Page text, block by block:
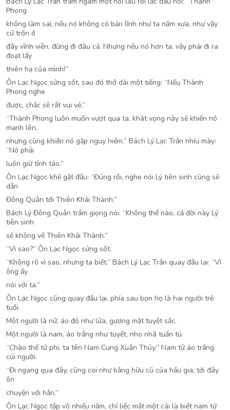
Phong
không làm sai, nếu nó không có bản lĩnh như ta năm xưa, như vậy
cứ trốn ở
đây vĩnh viễn, đừng đi đâu cả. Nhưng nếu nó hơn ta, vậy phải đi ra
đoạt lấy
thiên hạ của mình!”
Ôn Lạc Ngọc sửng sốt, sau đó thở dài một tiếng: “Nếu Thành
Phong nghe
được, chắc sẽ rất vui vẻ.”
“Thành Phong luôn muốn vượt qua ta, khát vọng này sẽ khiến nó
mạnh lên,
nhưng cũng khiến nó gặp nguy hiểm.” Bách Lý Lạc Trần nhíu mày:
“Nó phải
luôn giữ tỉnh táo.”
Ôn Lạc Ngọc khẽ gật đầu: “Đúng rồi, nghe nói Lý tiên sinh cũng sẽ
dẫn
Đông Quân tới Thiên Khải Thành.”
Bách Lý Đông Quân trầm giọng nói: “Không thể nào, cả đời này Lý
tiên sinh
sẽ không về Thiên Khải Thành.”
“Vì sao?” Ôn Lạc Ngọc sửng sốt.
“Không rõ vì sao, nhưng ta biết.” Bách Lý Lạc Trần quay đầu lại: “Vì
ông ấy
nói với ta.”
Ôn Lạc Ngọc cũng quay đầu lại, phía sau bọn họ là hai người trẻ
tuổi.
Một người là nữ, áo đỏ như lửa, gương mặt tuyệt sắc.
Một người là nam, áo trắng như tuyết, nho nhã tuấn tú.
“Chào thế tử phi, ta tên Nam Cung Xuân Thủy.” Nam tử áo trắng
cúi người.
“Đi ngang qua đây, cũng coi như bằng hữu cũ của hầu gia, tới đây
ôn
chuyện với hắn.”
Ôn Lạc Ngọc tập võ nhiều năm, chỉ liếc mắt một cái là biết nam tử